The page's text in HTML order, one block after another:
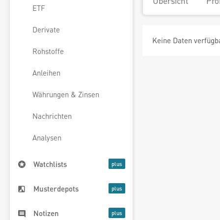
ETF
Derivate
Rohstoffe
Anleihen
Währungen & Zinsen
Nachrichten
Analysen
Watchlists
Musterdepots
Notizen
Keine Daten